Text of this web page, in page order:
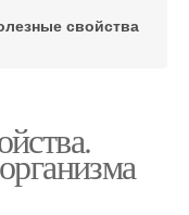
свойства